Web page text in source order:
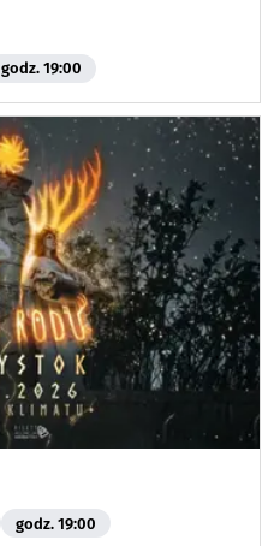
godz. 19:00
godz. 19:00